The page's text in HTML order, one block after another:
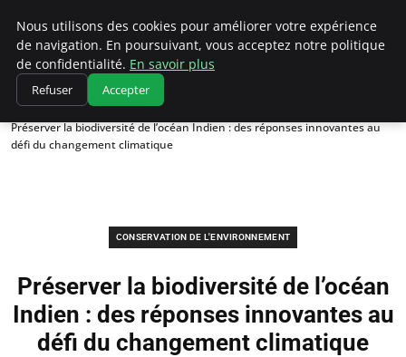
Climatedebtagents
Accueil
Conservation de l'environnement
Préserver la biodiversité de l’océan Indien : des réponses innovantes au
défi du changement climatique
CONSERVATION DE L'ENVIRONNEMENT
Préserver la biodiversité de l’océan
Indien : des réponses innovantes au
défi du changement climatique
Nous utilisons des cookies pour améliorer votre expérience
de navigation. En poursuivant, vous acceptez notre politique
de confidentialité. En savoir plus
Refuser Accepter